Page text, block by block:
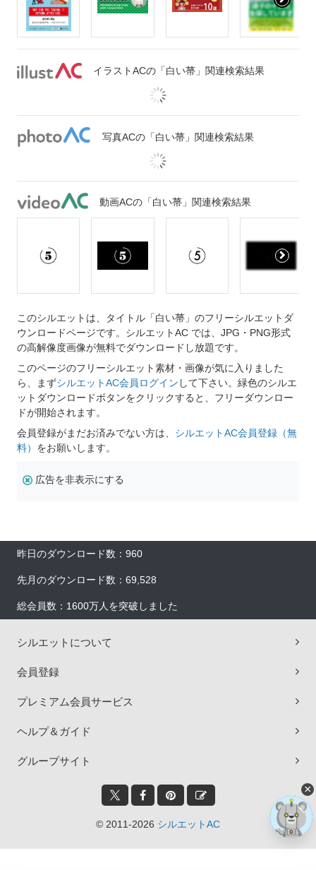
イラストACの「白い菷」関連検索結果
写真ACの「白い菷」関連検索結果
動画ACの「白い菷」関連検索結果
このシルエットは、タイトル「白い菷」のフリーシルエットダ
ウンロードページです。シルエットAC では、JPG・PNG形式
の高解像度画像が無料でダウンロードし放題です。
このページのフリーシルエット素材・画像が気に入りました
ら、まずシルエットAC会員ログイン して下さい。緑色のシルエ
ットダウンロードボタンをクリックすると、フリーダウンロー
ドが開始されます。
会員登録がまだお済みでない方は、 シルエットAC会員登録（無
料） をお願いします。
広告を非表示にする
昨日のダウンロード数：960
先月のダウンロード数：69,528
総会員数：1600万人を突破しました
シルエットについて
会員登録
プレミアム会員サービス
ヘルプ＆ガイド
グループサイト
© 2011-2026 シルエットAC
×